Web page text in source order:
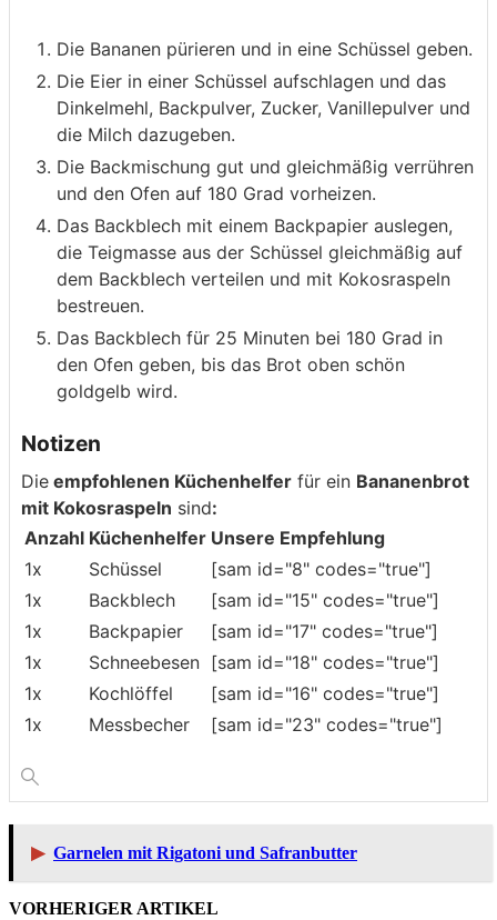
Die Bananen pürieren und in eine Schüssel geben.
Die Eier in einer Schüssel aufschlagen und das
Dinkelmehl, Backpulver, Zucker, Vanillepulver und
die Milch dazugeben.
Die Backmischung gut und gleichmäßig verrühren
und den Ofen auf 180 Grad vorheizen.
Das Backblech mit einem Backpapier auslegen,
die Teigmasse aus der Schüssel gleichmäßig auf
dem Backblech verteilen und mit Kokosraspeln
bestreuen.
Das Backblech für 25 Minuten bei 180 Grad in
den Ofen geben, bis das Brot oben schön
goldgelb wird.
Notizen
Die empfohlenen Küchenhelfer für ein Bananenbrot
mit Kokosraspeln sind:
Anzahl Küchenhelfer Unsere Empfehlung
1x
Schüssel
[sam id="8" codes="true"]
1x
Backblech
[sam id="15" codes="true"]
1x
Backpapier
[sam id="17" codes="true"]
1x
Schneebesen [sam id="18" codes="true"]
1x
Kochlöffel
[sam id="16" codes="true"]
1x
Messbecher [sam id="23" codes="true"]
▶ Garnelen mit Rigatoni und Safranbutter
VORHERIGER ARTIKEL